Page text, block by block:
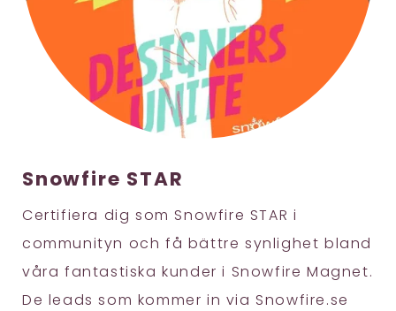
Snowfire STAR
Certifiera dig som Snowfire STAR i
communityn och få bättre synlighet bland
våra fantastiska kunder i Snowfire Magnet.
De leads som kommer in via Snowfire.se